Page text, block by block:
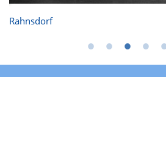
Rahnsdorf